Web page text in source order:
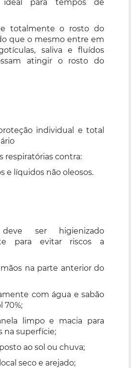
ideal para tempos de
totalmente o rosto do
que o mesmo entre em
saliva e fluídos
atingir o rosto do
individual e total
respiratórias contra:
e líquidos não oleosos.
ser higienizado
para evitar riscos a
mãos na parte anterior do
com água e sabão
70%;
limpo e macia para
na superfície;
ao sol ou chuva;
seco e arejado;